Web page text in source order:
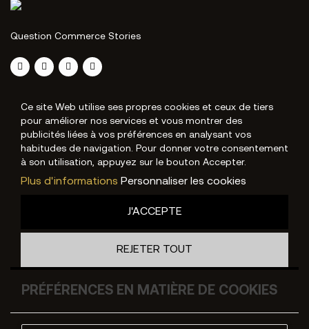
Question Commerce Stories
Ce site Web utilise ses propres cookies et ceux de tiers
pour améliorer nos services et vous montrer des
publicités liées à vos préférences en analysant vos
habitudes de navigation. Pour donner votre consentement
à son utilisation, appuyez sur le bouton Accepter.
Plus d'informations Personnaliser les cookies
REJETER TOUT
J'ACCEPTE
PRÉFÉRENCES EN MATIÈRE DE COOKIES